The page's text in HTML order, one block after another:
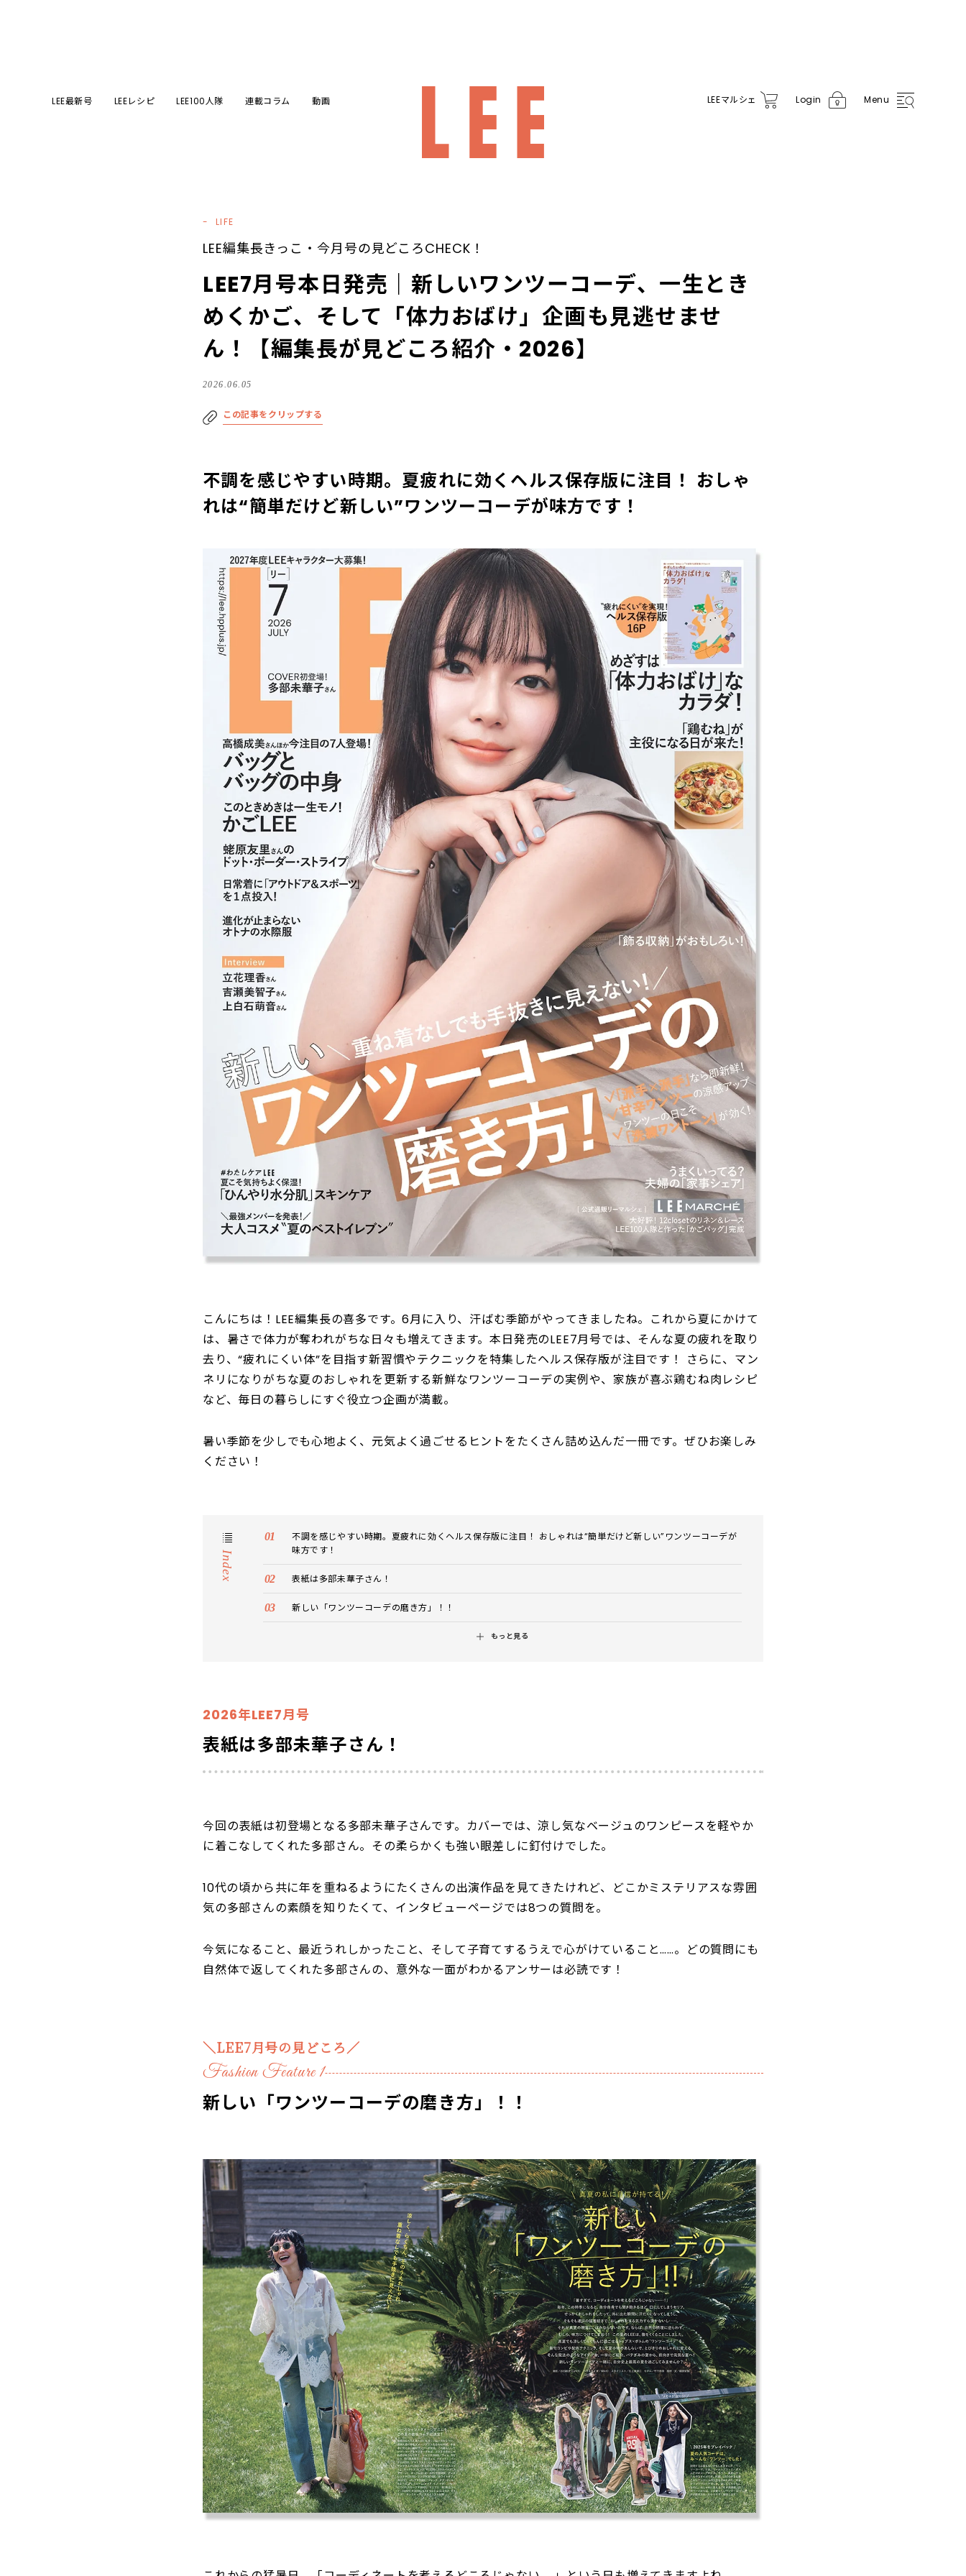
LEE最新号 LEEレシピ LEE100人隊 連載コラム 動画 LEEマルシェ Login Menu
LIFE
LEE編集長きっこ・今月号の見どころCHECK！
LEE7月号本日発売｜新しいワンツーコーデ、一生とき
めくかご、そして「体力おばけ」企画も見逃せませ
ん！【編集長が見どころ紹介・2026】
2026.06.05
この記事をクリップする
不調を感じやすい時期。夏疲れに効くヘルス保存版に注目！ おしゃ
れは“簡単だけど新しい”ワンツーコーデが味方です！
こんにちは！LEE編集長の喜多です。6月に入り、汗ばむ季節がやってきましたね。これから夏にかけて
は、暑さで体力が奪われがちな日々も増えてきます。本日発売のLEE7月号では、そんな夏の疲れを取り
去り、“疲れにくい体”を目指す新習慣やテクニックを特集したヘルス保存版が注目です！ さらに、マン
ネリになりがちな夏のおしゃれを更新する新鮮なワンツーコーデの実例や、家族が喜ぶ鶏むね肉レシピ
など、毎日の暮らしにすぐ役立つ企画が満載。
暑い季節を少しでも心地よく、元気よく過ごせるヒントをたくさん詰め込んだ一冊です。ぜひお楽しみ
ください！
Index
不調を感じやすい時期。夏疲れに効くヘルス保存版に注目！ おしゃれは“簡単だけど新しい”ワンツーコーデが
味方です！
表紙は多部未華子さん！
新しい「ワンツーコーデの磨き方」！！
もっと見る
2026年LEE7月号
表紙は多部未華子さん！
今回の表紙は初登場となる多部未華子さんです。カバーでは、涼し気なベージュのワンピースを軽やか
に着こなしてくれた多部さん。その柔らかくも強い眼差しに釘付けでした。
10代の頃から共に年を重ねるようにたくさんの出演作品を見てきたけれど、どこかミステリアスな雰囲
気の多部さんの素顔を知りたくて、インタビューページでは8つの質問を。
今気になること、最近うれしかったこと、そして子育てするうえで心がけていること……。どの質問にも
自然体で返してくれた多部さんの、意外な一面がわかるアンサーは必読です！
＼LEE7月号の見どころ／
Fashion Feature 1
新しい「ワンツーコーデの磨き方」！！